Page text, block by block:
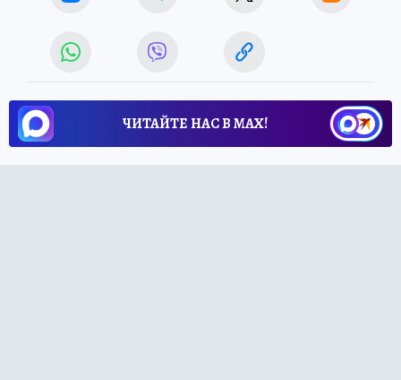
ЧИТАЙТЕ НАС В МАХ!